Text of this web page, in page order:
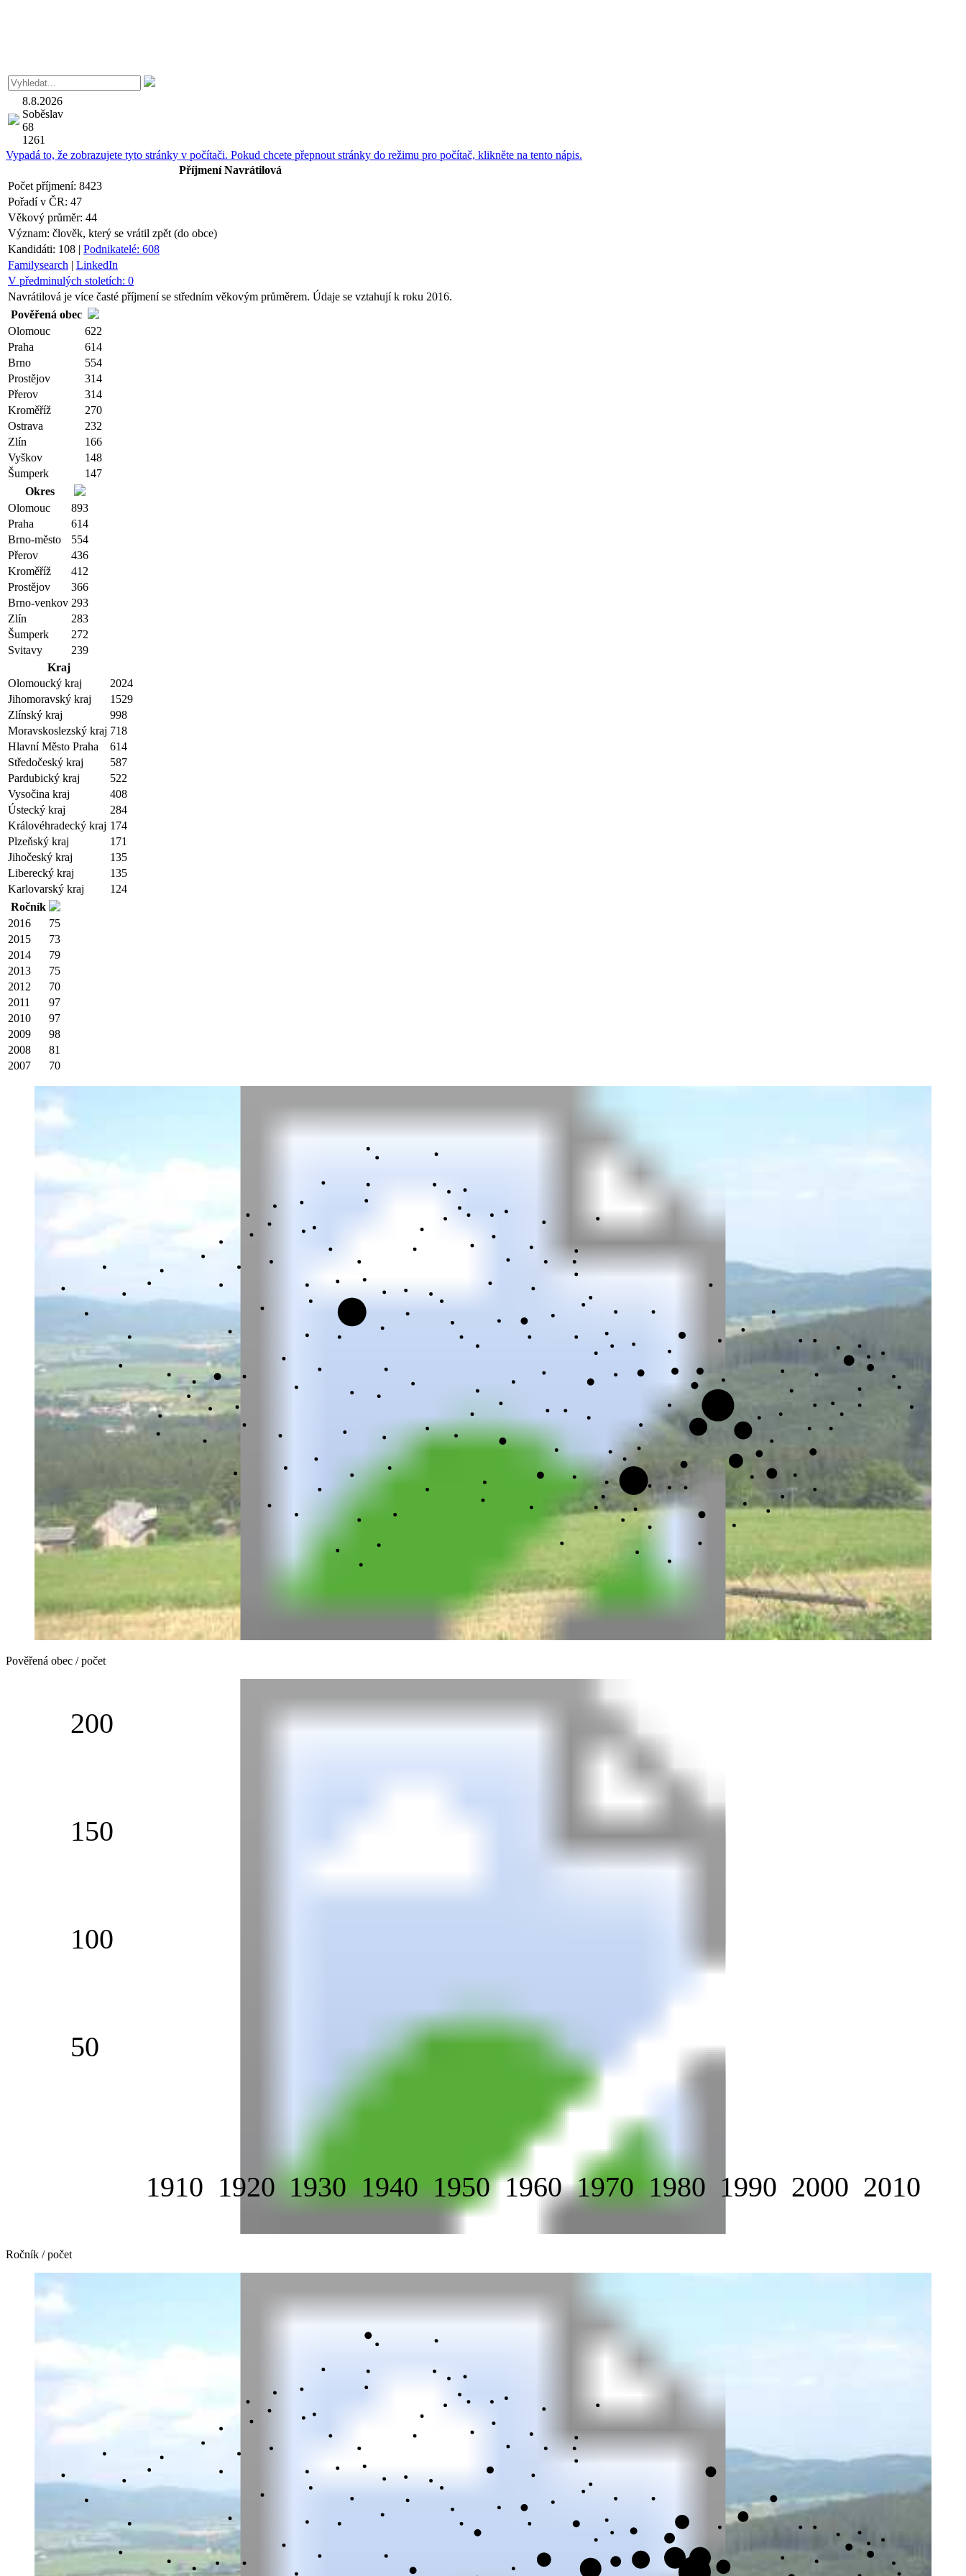
8.8.2026
Soběslav
68
1261
Vypadá to, že zobrazujete tyto stránky v počítači. Pokud chcete přepnout stránky do režimu pro počítač, klikněte na tento nápis.
PříjmeníNavrátilová
Počet příjmení: 8423
Pořadí v ČR: 47
Věkový průměr: 44
Význam: člověk, který se vrátil zpět (do obce)
Kandidáti: 108 | Podnikatelé: 608
Familysearch | LinkedIn
V předminulých stoletích: 0
Navrátilová je více časté příjmení se středním věkovým průměrem. Údaje se vztahují k roku 2016.
Pověřená obec
Olomouc
622
Praha
614
Brno
554
Prostějov
314
Přerov
314
Kroměříž
270
Ostrava
232
Zlín
166
Vyškov
148
Šumperk
147
Okres
Olomouc
893
Praha
614
Brno-město
554
Přerov
436
Kroměříž
412
Prostějov
366
Brno-venkov 293
Zlín
283
Šumperk
272
Svitavy
239
Kraj
Olomoucký kraj
2024
Jihomoravský kraj
1529
Zlínský kraj
998
Moravskoslezský kraj 718
Hlavní Město Praha
614
Středočeský kraj
587
Pardubický kraj
522
Vysočina kraj
408
Ústecký kraj
284
Královéhradecký kraj 174
Plzeňský kraj
171
Jihočeský kraj
135
Liberecký kraj
135
Karlovarský kraj
124
Ročník
2016
75
2015
73
2014
79
2013
75
2012
70
2011
97
2010
97
2009
98
2008
81
2007
70
Pověřená obec / počet
1910 1920 1930 1940 1950 1960 1970 1980 1990 2000 2010
50
100
150
200
Ročník / počet